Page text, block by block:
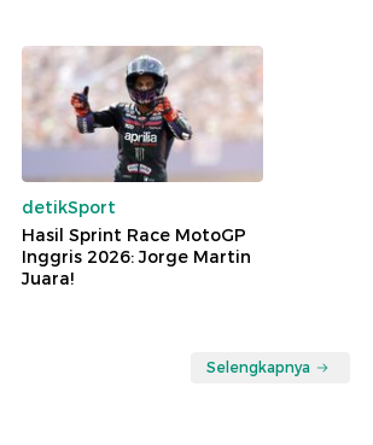
detikSport
Hasil Sprint Race MotoGP
Inggris 2026: Jorge Martin
Juara!
Selengkapnya